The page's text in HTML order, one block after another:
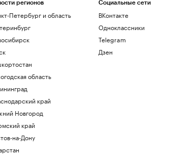
регионов
Петербург и область
область
край
Новгород
край
на-Дону
Социальные сети
ВКонтакте
Одноклассники
Telegram
Дзен